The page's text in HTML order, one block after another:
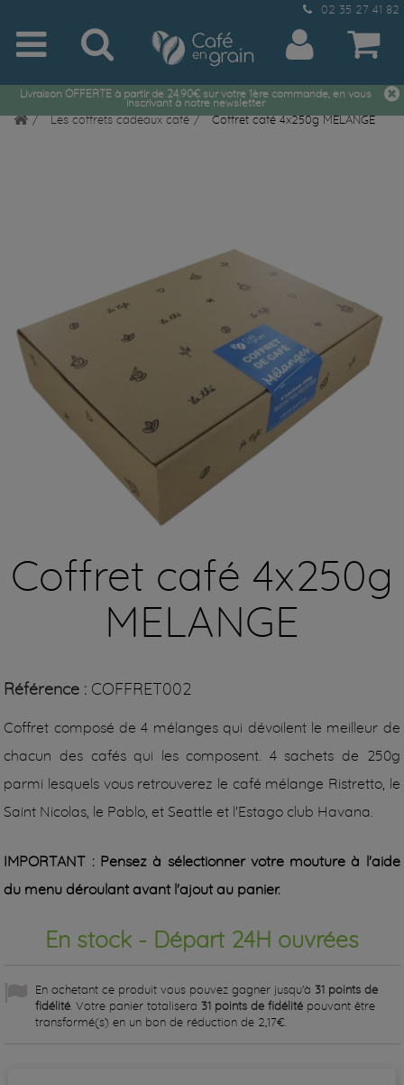
02 35 27 41 82
Livraison OFFERTE à partir de 24.90€ sur votre 1ère commande, en vous
inscrivant à notre newsletter
Les coffrets cadeaux café Coffret café 4x250g MELANGE
Coffret café 4x250g
MELANGE
Référence : COFFRET002
Coffret composé de 4 mélanges qui dévoilent le meilleur de
chacun des cafés qui les composent. 4 sachets de 250g
parmi lesquels vous retrouverez le café mélange Ristretto, le
Saint Nicolas, le Pablo, et Seattle et l'Estago club Havana.
IMPORTANT : Pensez à sélectionner votre mouture à l'aide
du menu déroulant avant l'ajout au panier.
En stock - Départ 24H ouvrées
En achetant ce produit vous pouvez gagner jusqu'à31 points de
fidélité . Votre panier totalisera31 points de fidélité pouvant être
transformé(s) en un bon de réduction de 2,17€